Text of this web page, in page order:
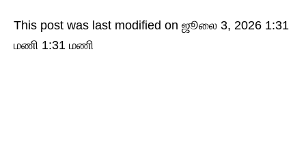
This post was last modified on ஜூலை 3, 2026 1:31
மணி 1:31 மணி